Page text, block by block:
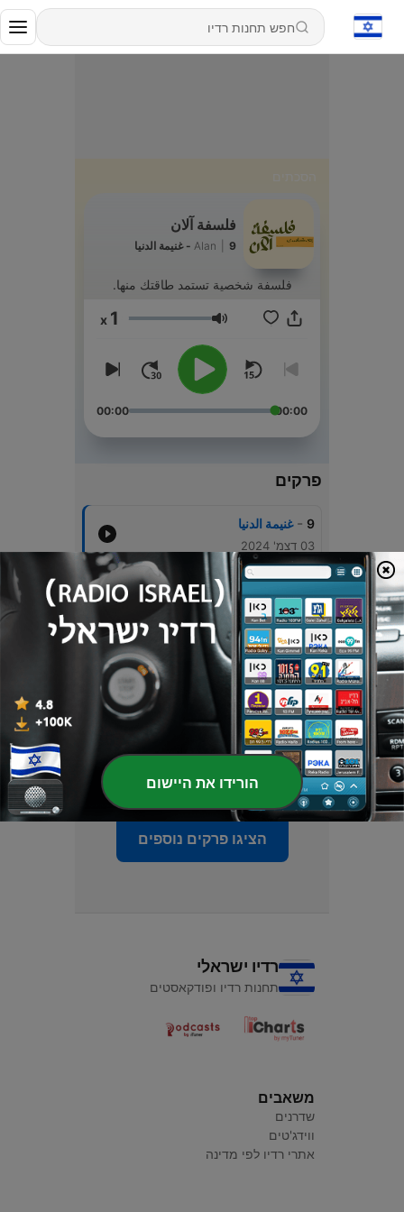
فلسفة آلان
Alan 9 - غنيمة الدنيا
فلسفة شخصية تستمد طاقتك منها.
עוצמת שמע 1
00:00
00:00
פרקים
9
- غنيمة الدنيا
03 דצמ' 2024
8
- هل الحياة تنتمي لك؟
14 יוני 2024
7
- المكانه
08 יוני 2024
6
- الطبق الرئيسي
14 ינו' 2024
5
- الاختيار المناسب
11 ינו' 2024
הציגו פרקים נוספים
רדיו ישראלי
תחנות רדיו ופודקאסטים
משאבים
שדרנים
ווידג'טים
אתרי רדיו לפי מדינה
הורידו את היישום